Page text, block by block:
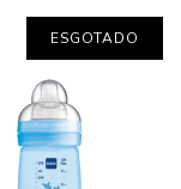
ESGOTADO